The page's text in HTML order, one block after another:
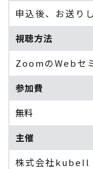
申込後、お送り
視聴方法
ZoomのWebセ
参加費
無料
主催
株式会社kubell